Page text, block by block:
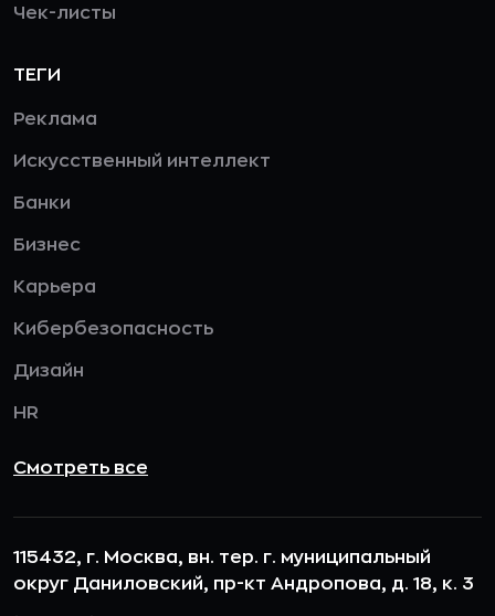
Чек-листы
ТЕГИ
Реклама
Искусственный интеллект
Банки
Бизнес
Карьера
Кибербезопасность
Дизайн
HR
Смотреть все
115432, г. Москва, вн. тер. г. муниципальный
округ Даниловский, пр-кт Андропова, д. 18, к. 3